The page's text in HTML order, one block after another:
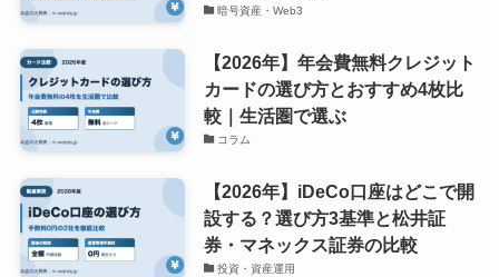
暗号資産・Web3
【2026年】年会費無料クレジット
カードの選び方とおすすめ4枚比
較｜生活圏で選ぶ
コラム
【2026年】iDeCo口座はどこで開
設する？選び方3基準と松井証
券・マネックス証券の比較
投資・資産運用